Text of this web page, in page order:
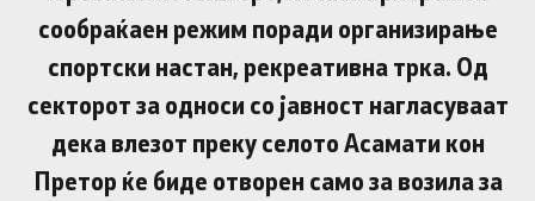
сообраќаен режим поради организирање
спортски настан, рекреативна трка. Од
секторот за односи со јавност нагласуваат
дека влезот преку селото Асамати кон
Претор ќе биде отворен само за возила за